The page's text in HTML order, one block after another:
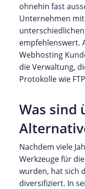
ohnehin fast
Unternehmen
empfehlenswert.
Webhosting
die Verwaltung,
Protokolle wie
Was sind
Nachdem viele
Werkzeuge für
wurden, hat sich
diversifiziert. In